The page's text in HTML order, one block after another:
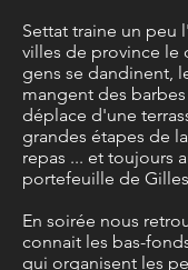
Settat traine un peu
villes de province le
gens se dandinent,
mangent des
déplace d'une
grandes étapes de
repas ... et toujours
portefeuille de
En soirée nous
connait les bas-
qui organisent les